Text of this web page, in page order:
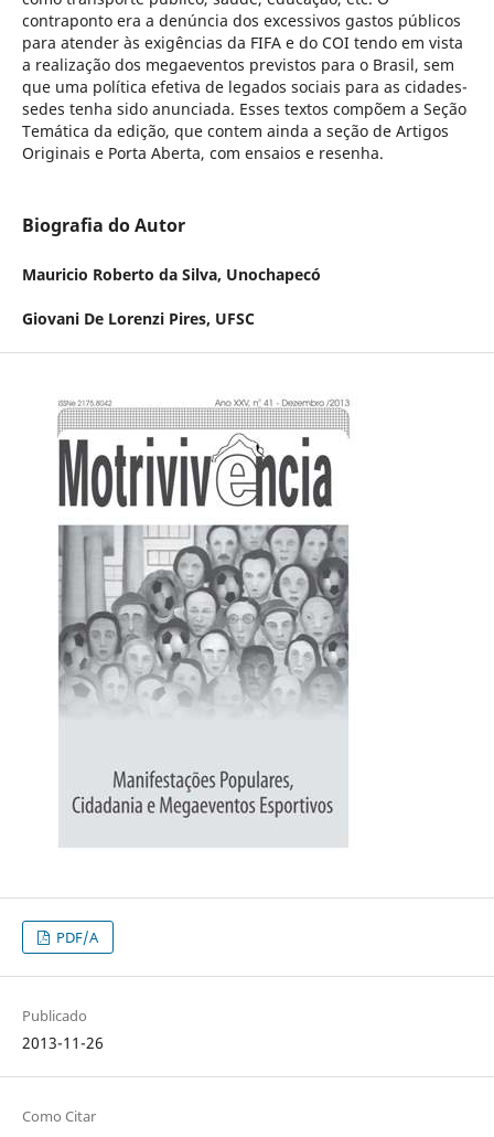
contraponto era a denúncia dos excessivos gastos públicos
para atender às exigências da FIFA e do COI tendo em vista
a realização dos megaeventos previstos para o Brasil, sem
que uma política efetiva de legados sociais para as cidades-
sedes tenha sido anunciada. Esses textos compõem a Seção
Temática da edição, que contem ainda a seção de Artigos
Originais e Porta Aberta, com ensaios e resenha.
Biografia do Autor
Mauricio Roberto da Silva, Unochapecó
Giovani De Lorenzi Pires, UFSC
PDF/A
Publicado
2013-11-26
Como Citar